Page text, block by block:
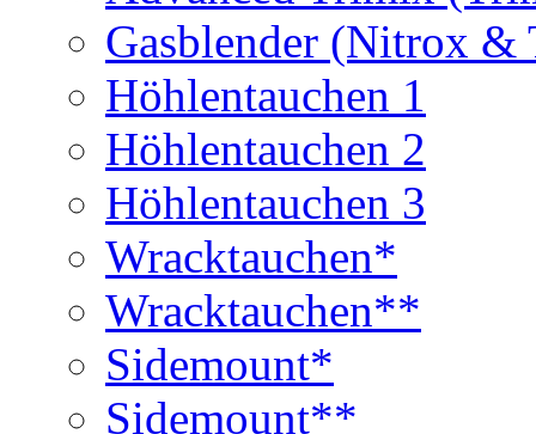
Gasblender (Nitrox
Höhlentauchen 1
Höhlentauchen 2
Höhlentauchen 3
Wracktauchen*
Wracktauchen**
Sidemount*
Sidemount**